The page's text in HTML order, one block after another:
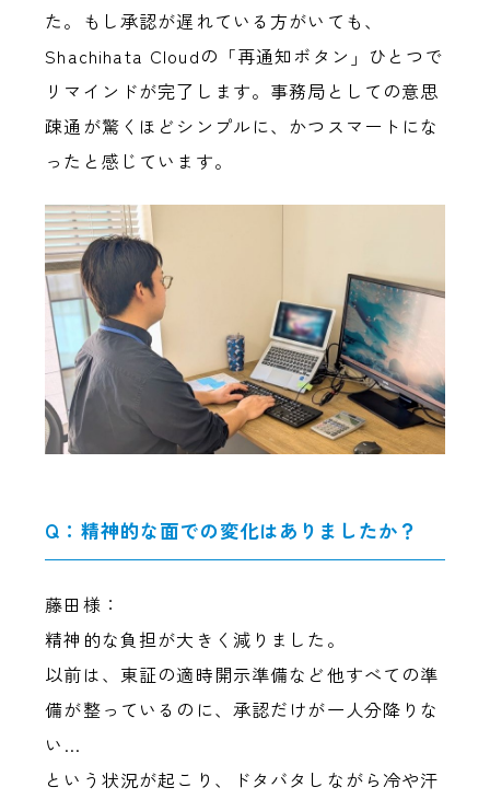
た。もし承認が遅れている方がいても、
Shachihata Cloudの「再通知ボタン」ひとつで
リマインドが完了します。事務局としての意思
疎通が驚くほどシンプルに、かつスマートにな
ったと感じています。
Q：精神的な面での変化はありましたか？
藤田様：
精神的な負担が大きく減りました。
以前は、東証の適時開示準備など他すべての準
備が整っているのに、承認だけが一人分降りな
い…
という状況が起こり、ドタバタしながら冷や汗